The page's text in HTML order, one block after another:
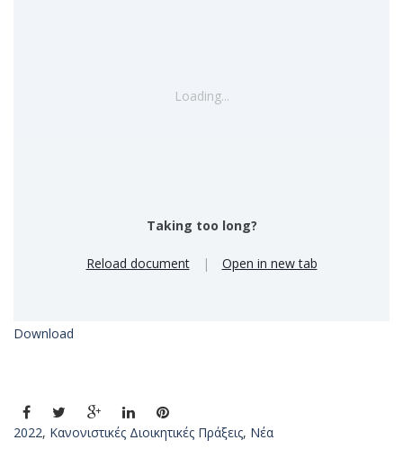
Loading...
Taking too long?
Reload document | Open in new tab
Download
2022, Κανονιστικές Διοικητικές Πράξεις, Νέα